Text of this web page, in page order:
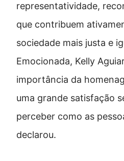
representatividade,
que contribuem
sociedade mais justa e
Emocionada, Kelly
importância da
uma grande satisfação
perceber como as
declarou.